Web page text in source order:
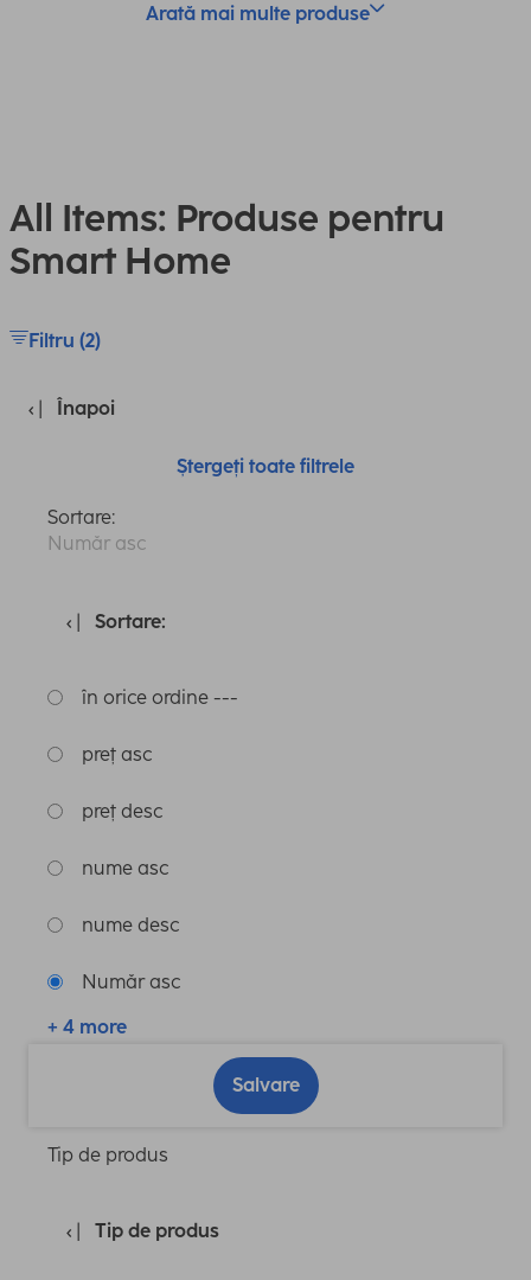
Arată mai multe produse
All Items: Produse pentru
Smart Home
Filtru (2)
Înapoi
Ștergeți toate filtrele
Sortare:
Număr asc
Sortare:
în orice ordine ---
preț asc
preț desc
nume asc
nume desc
Număr asc
+ 4 more
Salvare
Tip de produs
Tip de produs